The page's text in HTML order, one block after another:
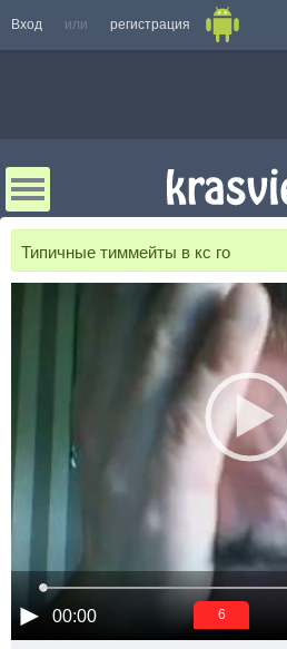
Вход или регистрация
Типичные тиммейты в кс го
00:00 6